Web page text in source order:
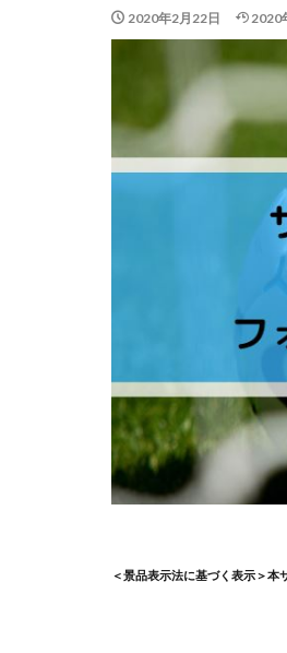
2020年2月22日 2020
＜景品表示法に基づく表示＞本